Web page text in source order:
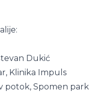
Dukić
Klinika Impuls
potok, Spomen park